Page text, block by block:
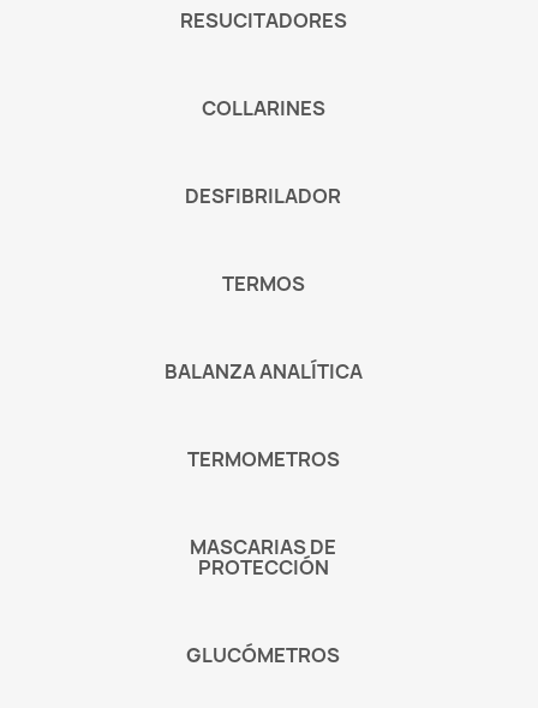
RESUCITADORES
COLLARINES
DESFIBRILADOR
TERMOS
BALANZA ANALÍTICA
TERMOMETROS
MASCARIAS DE
PROTECCIÓN
GLUCÓMETROS